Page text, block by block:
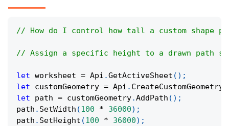
// How do I control how tall a custom shape
// Assign a specific height to a drawn path
let worksheet = Api .GetActiveSheet ( ) ;
let customGeometry = Api . CreateCustomGeometry
let path = customGeometry.AddPath ( ) ;
path . SetWidth (100 * 36000) ;
path . SetHeight (100 * 36000) ;